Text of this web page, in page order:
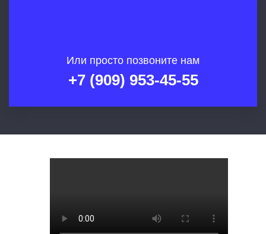
Или просто позвоните нам
+7 (909) 953-45-55